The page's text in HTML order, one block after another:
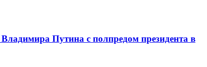
Путина с полпредом президента в